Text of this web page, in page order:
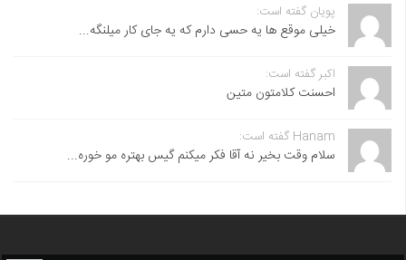
پویان گفته است:
خیلی موقع ها یه حسی دارم که یه جای کار میلنگه...
اکبر گفته است:
احسنت ‌کلامتون متین
Hanam گفته است:
سلام وقت بخیر نه آقا فکر میکنم گیس بهتره مو خوره...